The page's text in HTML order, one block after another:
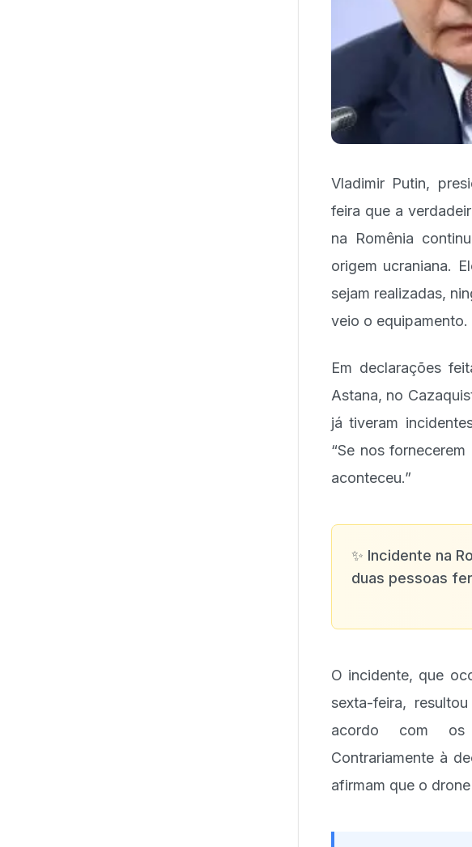
Vladimir Putin,
feira que a
na Romênia
origem ucraniana.
sejam realizadas,
veio o equipamento.
Em declarações
Astana, no
já tiveram
“Se nos
aconteceu.”
✨ Incidente na
duas pessoas
O incidente, que
sexta-feira,
acordo com os
Contrariamente à
afirmam que o